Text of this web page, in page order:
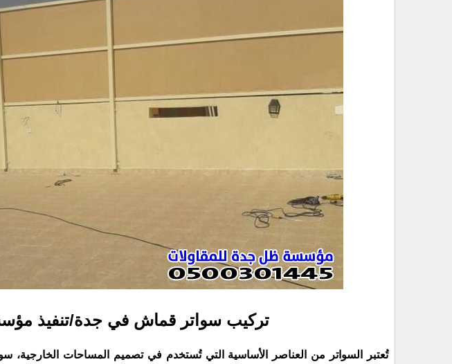
تركيب سواتر قماش في جدة/تنفيذ
تُعتبر السواتر من العناصر الأساسية التي تُستخدم في تصميم المساحات